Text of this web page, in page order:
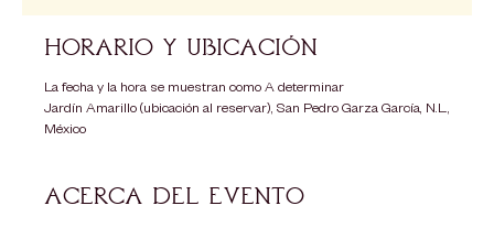
Horario y ubicación
La fecha y la hora se muestran como A determinar
Jardín Amarillo (ubicación al reservar), San Pedro Garza García, N.L.,
México
Acerca del evento